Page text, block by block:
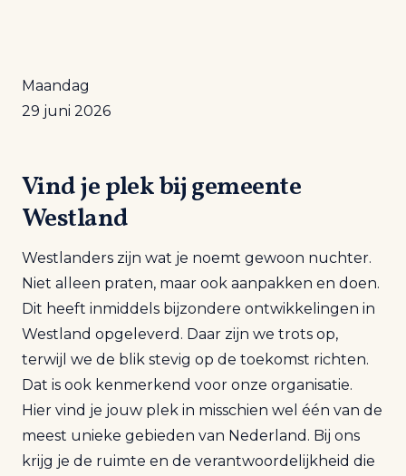
Maandag
29 juni 2026
Vind je plek bij gemeente
Westland
Westlanders zijn wat je noemt gewoon nuchter.
Niet alleen praten, maar ook aanpakken en doen.
Dit heeft inmiddels bijzondere ontwikkelingen in
Westland opgeleverd. Daar zijn we trots op,
terwijl we de blik stevig op de toekomst richten.
Dat is ook kenmerkend voor onze organisatie.
Hier vind je jouw plek in misschien wel één van de
meest unieke gebieden van Nederland. Bij ons
krijg je de ruimte en de verantwoordelijkheid die